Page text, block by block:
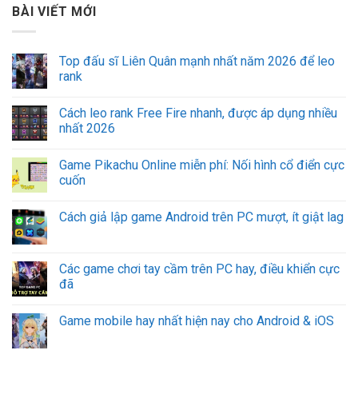
BÀI VIẾT MỚI
Top đấu sĩ Liên Quân mạnh nhất năm 2026 để leo
rank
Cách leo rank Free Fire nhanh, được áp dụng nhiều
nhất 2026
Game Pikachu Online miễn phí: Nối hình cổ điển cực
cuốn
Cách giả lập game Android trên PC mượt, ít giật lag
Các game chơi tay cầm trên PC hay, điều khiển cực
đã
Game mobile hay nhất hiện nay cho Android & iOS